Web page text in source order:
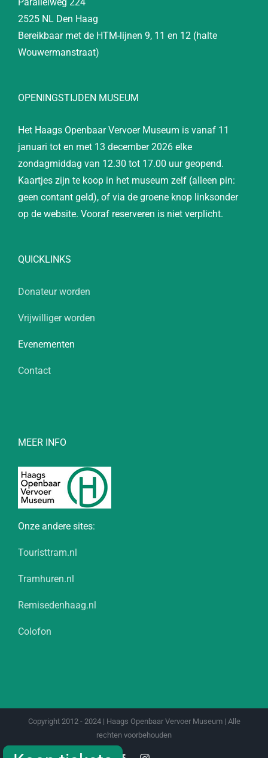
2525 NL Den Haag
Bereikbaar met de HTM-lijnen 9, 11 en 12 (halte
Wouwermanstraat)
OPENINGSTIJDEN MUSEUM
Het Haags Openbaar Vervoer Museum is vanaf 11
januari tot en met 13 december 2026 elke
zondagmiddag van 12.30 tot 17.00 uur geopend.
Kaartjes zijn te koop in het museum zelf (alleen pin:
geen contant geld), of via de groene knop linksonder
op de website. Vooraf reserveren is niet verplicht.
QUICKLINKS
Donateur worden
Vrijwilliger worden
Evenementen
Contact
MEER INFO
Onze andere sites:
Touristtram.nl
Tramhuren.nl
Remisedenhaag.nl
Colofon
Copyright 2012 - 2024 | Haags Openbaar Vervoer Museum | Alle
rechten voorbehouden